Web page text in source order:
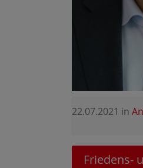
22.07.2021 in
Friedens-